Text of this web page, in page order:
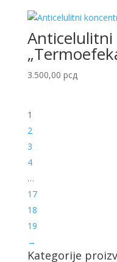
3.500,00 рсд
1
2
3
4
…
17
18
19
→
Kategorije